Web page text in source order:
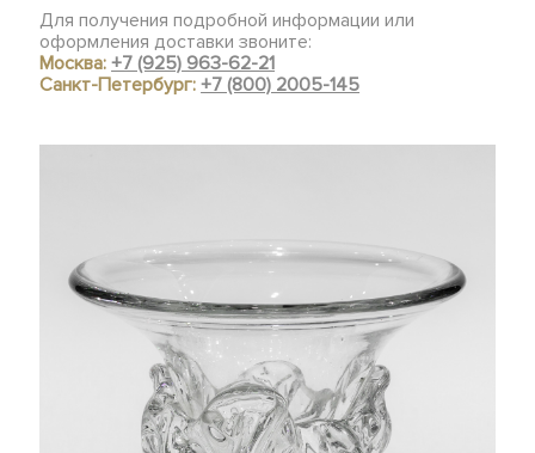
Для получения подробной информации или
оформления доставки звоните:
Москва:+7 (925) 963-62-21
Санкт-Петербург:+7 (800) 2005-145